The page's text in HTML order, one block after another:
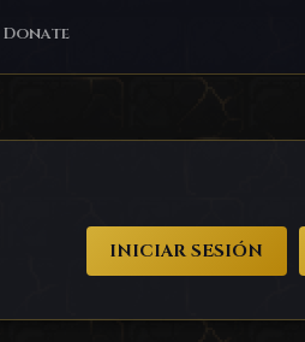
Donate
INICIAR SESIÓN